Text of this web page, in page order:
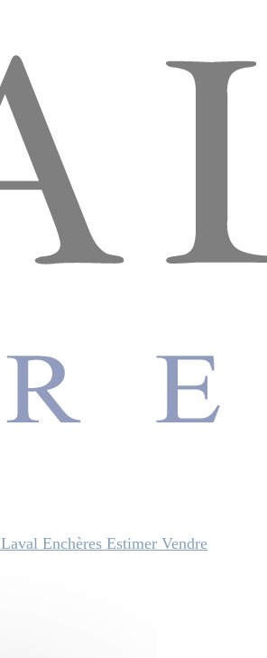
Laval Enchères Estimer Vendre